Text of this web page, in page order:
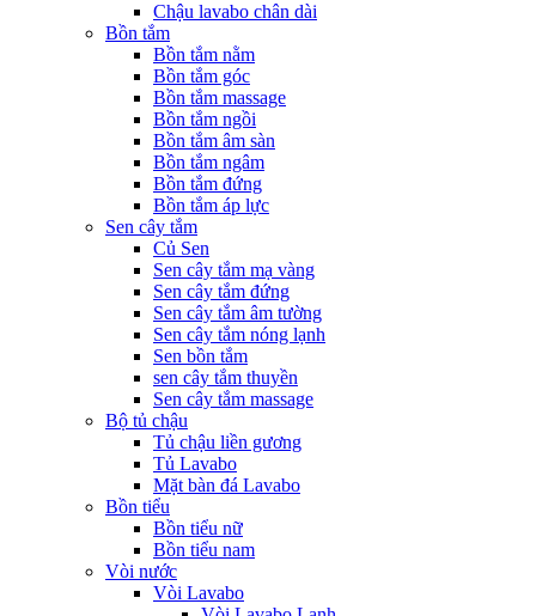
Chậu lavabo chân dài
Bồn tắm
Bồn tắm nằm
Bồn tắm góc
Bồn tắm massage
Bồn tắm ngồi
Bồn tắm âm sàn
Bồn tắm ngâm
Bồn tắm đứng
Bồn tắm áp lực
Sen cây tắm
Củ Sen
Sen cây tắm mạ vàng
Sen cây tắm đứng
Sen cây tắm âm tường
Sen cây tắm nóng lạnh
Sen bồn tắm
sen cây tắm thuyền
Sen cây tắm massage
Bộ tủ chậu
Tủ chậu liền gương
Tủ Lavabo
Mặt bàn đá Lavabo
Bồn tiểu
Bồn tiểu nữ
Bồn tiểu nam
Vòi nước
Vòi Lavabo